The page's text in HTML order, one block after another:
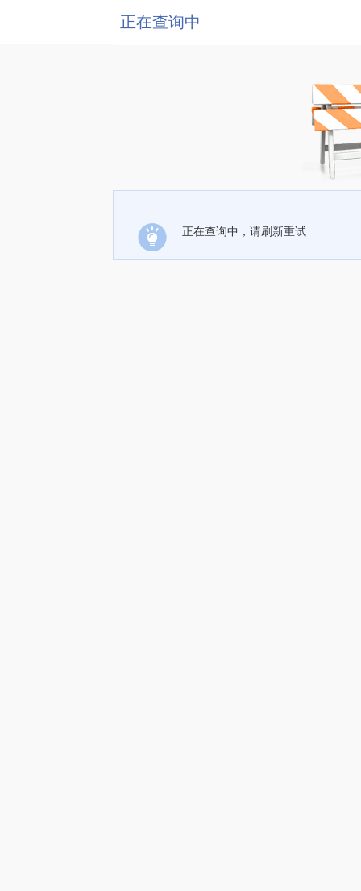
正在查询中
正在查询中，请刷新重试